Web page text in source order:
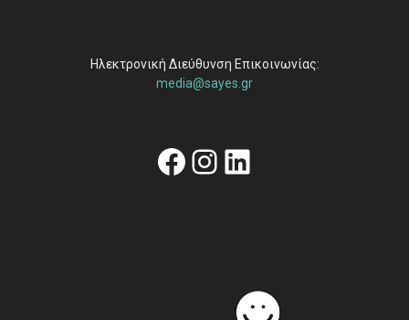
Ηλεκτρονική Διεύθυνση Επικοινωνίας:
media@sayes.gr
Facebook
Instagram
Linkedin